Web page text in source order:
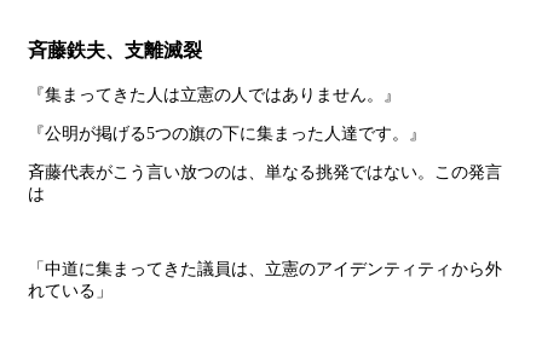
斉藤鉄夫、支離滅裂
『集まってきた人は立憲の人ではありません。』
『公明が掲げる5つの旗の下に集まった人達です。』
斉藤代表がこう言い放つのは、単なる挑発ではない。この発言
は
「中道に集まってきた議員は、立憲のアイデンティティから外
れている」